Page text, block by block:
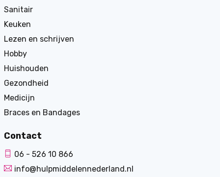
Sanitair
Keuken
Lezen en schrijven
Hobby
Huishouden
Gezondheid
Medicijn
Braces en Bandages
Contact
06 - 526 10 866
info@hulpmiddelennederland.nl